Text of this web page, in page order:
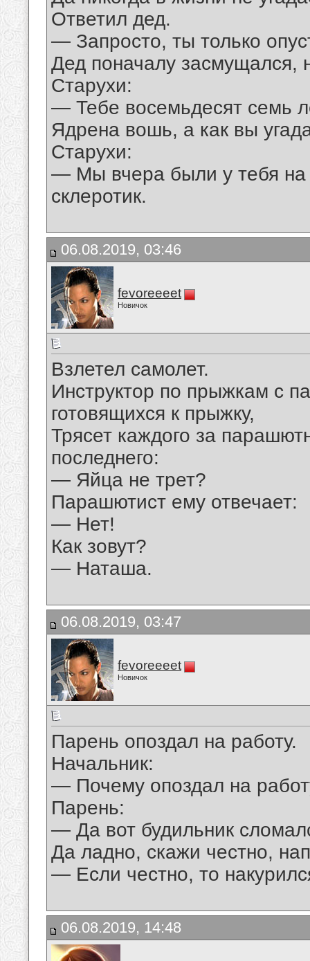
Ответил дед.
— Запросто, ты только
Дед поначалу засмущался,
Старухи:
— Тебе восемьдесят семь
Ядрена вошь, а как вы
Старухи:
— Мы вчера были у тебя
склеротик.
06.08.2019, 03:46
fevoreeeet
Новичок
Взлетел самолет.
Инструктор по прыжкам с
готовящихся к прыжку,
Трясет каждого за
последнего:
— Яйца не трет?
Парашютист ему отвечает:
— Нет!
Как зовут?
— Наташа.
06.08.2019, 03:47
fevoreeeet
Новичок
Парень опоздал на работу.
Начальник:
— Почему опоздал на
Парень:
— Да вот будильник
Да ладно, скажи честно,
— Если честно, то
06.08.2019, 14:48